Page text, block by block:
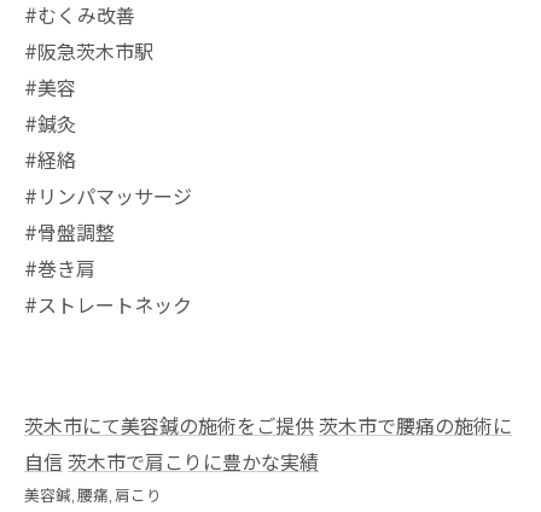
#むくみ改善
#阪急茨木市駅
⁡#美容
#鍼灸
#経絡
#リンパマッサージ
#骨盤調整
#巻き肩
#ストレートネック
茨木市にて美容鍼の施術をご提供茨木市で腰痛の施術に
自信茨木市で肩こりに豊かな実績
美容鍼 腰痛 肩こり